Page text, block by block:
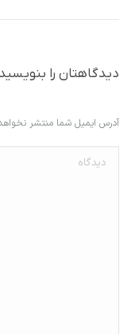
دیدگاهتان را بنویسید
آدرس ایمیل شما منتشر
دیدگاه